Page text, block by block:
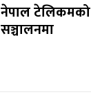
नेपाल
सञ्चालनमा